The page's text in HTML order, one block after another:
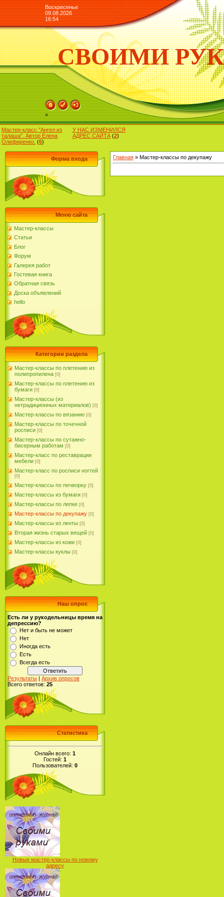
Воскресенье
09.08.2026
16:54
СВОИМИ
»
Мастер-класс "Ангел из
талаша". Автор Елена
Олефиренко. (6)
У НАС ИЗМЕНИЛСЯ
АДРЕС САЙТА (2)
Форма входа
Меню сайта
Мастер-классы
Статьи
Блог
Форум
Галерея работ
Гостевая книга
Обратная связь
Доска объявлений
hello
Категории раздела
Мастер-классы по плетению из
полипропилена [0]
Мастер-классы по плетению из
бумаги [0]
Мастер-классы (из
нетрадиционных материалов) [0]
Мастер-классы по вязанию [0]
Мастер-классы по точечной
росписи [0]
Мастер-классы по сутажно-
бисерным работам [0]
Мастер-класс по реставрации
мебели [0]
Мастер-класс по росписи ногтей
[0]
Мастер-классы по печворку [0]
Мастер-классы из бумаги [0]
Мастер-классы по лепке [0]
Мастер-классы по декупажу [0]
Мастер-классы из ленты [0]
Вторая жизнь старых вещей [0]
Мастер-классы из кожи [0]
Мастер-классы куклы [0]
Наш опрос
Есть ли у рукодельницы время на
депрессию?
Нет и быть не может
Нет
Иногда есть
Есть
Всегда есть
Результаты | Архив опросов
Всего ответов: 25
Статистика
Онлайн всего: 1
Гостей: 1
Пользователей: 0
Новые мастер-классы по новому
адресу
Главная » Мастер-классы по декупажу